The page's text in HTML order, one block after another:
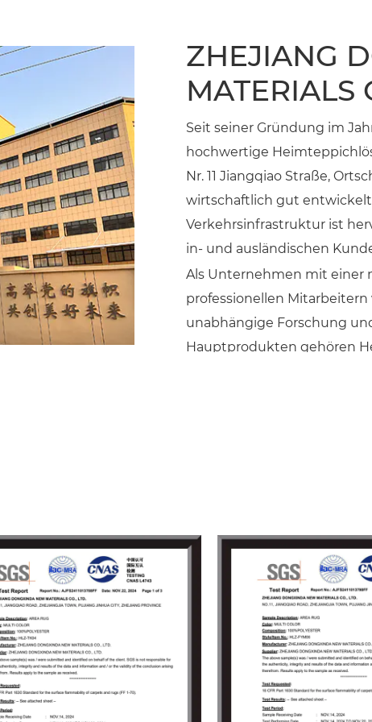
ZHEJIANG
MATERIALS
Seit seiner Gründung im
hochwertige
Nr. 11 Jiangqiao Straße,
wirtschaftlich gut
Verkehrsinfrastruktur ist
in- und ausländischen
Als Unternehmen mit einer
professionellen
unabhängige Forschung
Hauptprodukten gehören
Kundenzufriedenheit“ und
internationalen Händlern
Mit einer jährlichen
eine effiziente
Händler aus aller Welt
Geschäftsverhandlungen
eine bessere Zukunft zu